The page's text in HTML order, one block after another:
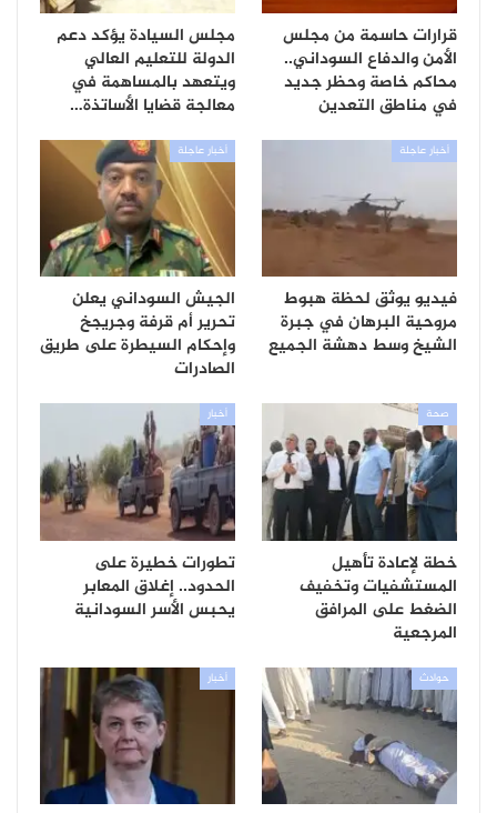
قرارات حاسمة من مجلس
الأمن والدفاع السوداني..
محاكم خاصة وحظر جديد
في مناطق التعدين
مجلس السيادة يؤكد دعم
الدولة للتعليم العالي
ويتعهد بالمساهمة في
معالجة قضايا الأساتذة…
أخبار عاجلة
فيديو يوثق لحظة هبوط
مروحية البرهان في جبرة
الشيخ وسط دهشة الجميع
أخبار عاجلة
الجيش السوداني يعلن
تحرير أم قرفة وجريجخ
وإحكام السيطرة على طريق
الصادرات
صحة
خطة لإعادة تأهيل
المستشفيات وتخفيف
الضغط على المرافق
المرجعية
أخبار
تطورات خطيرة على
الحدود.. إغلاق المعابر
يحبس الأسر السودانية
حوادث أخبار